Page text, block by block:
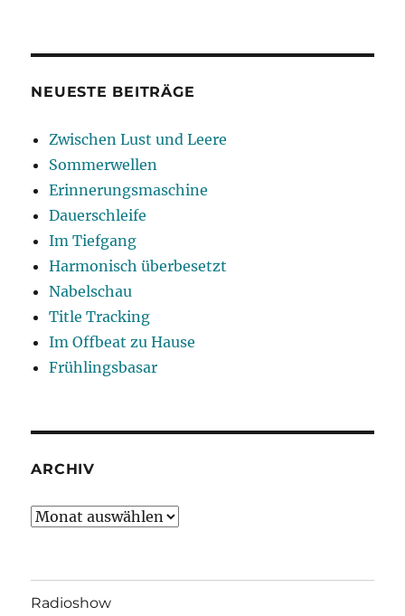
NEUESTE BEITRÄGE
Zwischen Lust und Leere
Sommerwellen
Erinnerungsmaschine
Dauerschleife
Im Tiefgang
Harmonisch überbesetzt
Nabelschau
Title Tracking
Im Offbeat zu Hause
Frühlingsbasar
ARCHIV
Archiv
Radioshow